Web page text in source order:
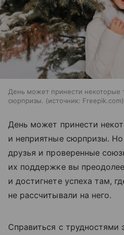
День может принести некоторые
сюрпризы.
источник: Freepik.com
День может принести
и неприятные сюрпризы.
друзья и проверенные
их поддержке вы
и достигнете успеха там,
не рассчитывали на него.
Справиться с трудностями